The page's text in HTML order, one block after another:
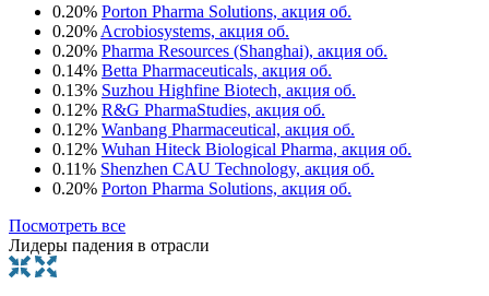
0.20% Porton Pharma Solutions, акция об.
0.20% Acrobiosystems, акция об.
0.20% Pharma Resources (Shanghai), акция об.
0.14% Betta Pharmaceuticals, акция об.
0.13% Suzhou Highfine Biotech, акция об.
0.12% R&G PharmaStudies, акция об.
0.12% Wanbang Pharmaceutical, акция об.
0.12% Wuhan Hiteck Biological Pharma, акция об.
0.11% Shenzhen CAU Technology, акция об.
0.20% Porton Pharma Solutions, акция об.
Посмотреть все
Лидеры падения в отрасли